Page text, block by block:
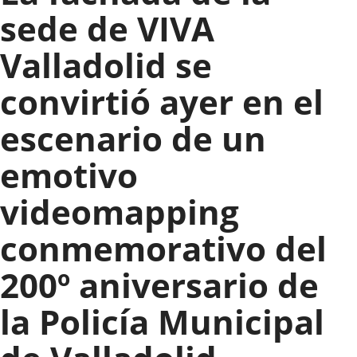
sede de VIVA
Valladolid se
convirtió ayer en el
escenario de un
emotivo
videomapping
conmemorativo del
200º aniversario de
la Policía Municipal